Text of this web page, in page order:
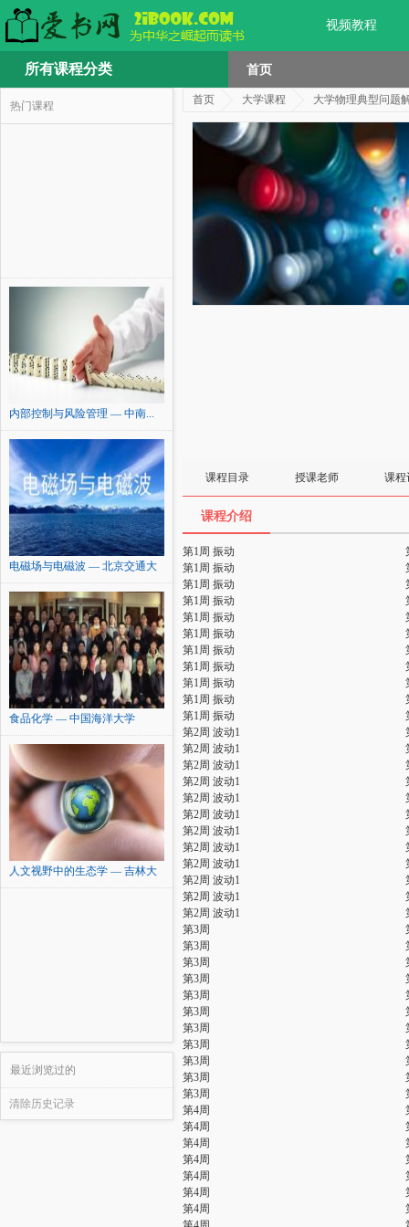
视频教程
所有课程分类 首页
热门课程
内部控制与风险管理 — 中南...
电磁场与电磁波 — 北京交通大
学
食品化学 — 中国海洋大学
人文视野中的生态学 — 吉林大
学
最近浏览过的
清除历史记录
首页 大学课程 大学物理典型问题
课程目录 授课老师 课程
课程介绍
第1周 振动
第1周 振动
第1周 振动
第1周 振动
第1周 振动
第1周 振动
第1周 振动
第1周 振动
第1周 振动
第1周 振动
第1周 振动
第2周 波动1
第2周 波动1
第2周 波动1
第2周 波动1
第2周 波动1
第2周 波动1
第2周 波动1
第2周 波动1
第2周 波动1
第2周 波动1
第2周 波动1
第2周 波动1
第3周
第3周
第3周
第3周
第3周
第3周
第3周
第3周
第3周
第3周
第3周
第4周
第4周
第4周
第4周
第4周
第4周
第4周